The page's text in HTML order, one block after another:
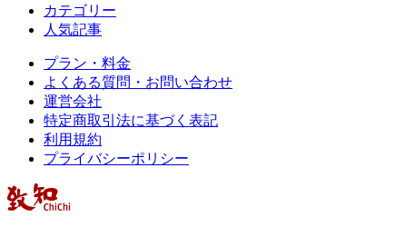
カテゴリー
人気記事
プラン・料金
よくある質問・お問い合わせ
運営会社
特定商取引法に基づく表記
利用規約
プライバシーポリシー